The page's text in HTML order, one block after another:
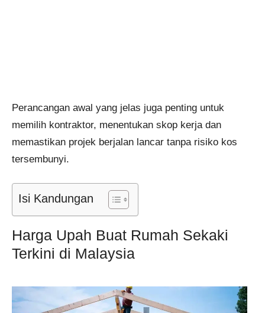
Perancangan awal yang jelas juga penting untuk
memilih kontraktor, menentukan skop kerja dan
memastikan projek berjalan lancar tanpa risiko kos
tersembunyi.
Isi Kandungan
Harga Upah Buat Rumah Sekaki
Terkini di Malaysia